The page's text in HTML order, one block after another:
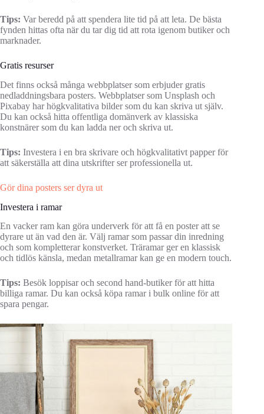
Tips: Var beredd på att spendera lite tid på att leta. De bästa
fynden hittas ofta när du tar dig tid att rota igenom butiker och
marknader.
Gratis resurser
Det finns också många webbplatser som erbjuder gratis
nedladdningsbara posters. Webbplatser som Unsplash och
Pixabay har högkvalitativa bilder som du kan skriva ut själv.
Du kan också hitta offentliga domänverk av klassiska
konstnärer som du kan ladda ner och skriva ut.
Tips: Investera i en bra skrivare och högkvalitativt papper för
att säkerställa att dina utskrifter ser professionella ut.
Gör dina posters ser dyra ut
Investera i ramar
En vacker ram kan göra underverk för att få en poster att se
dyrare ut än vad den är. Välj ramar som passar din inredning
och som kompletterar konstverket. Träramar ger en klassisk
och tidlös känsla, medan metallramar kan ge en modern touch.
Tips: Besök loppisar och second hand-butiker för att hitta
billiga ramar. Du kan också köpa ramar i bulk online för att
spara pengar.